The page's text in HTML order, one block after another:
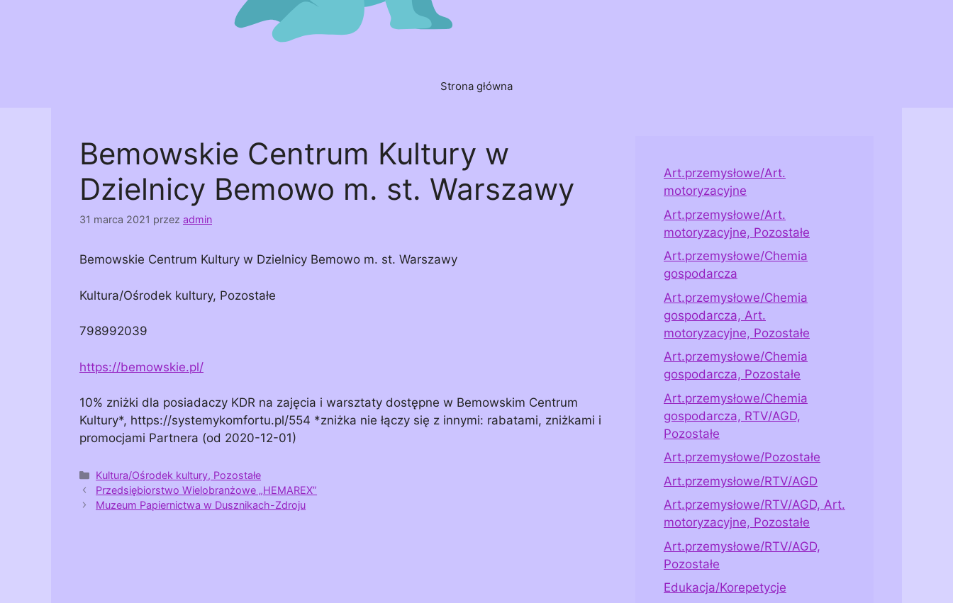
Strona główna
Bemowskie Centrum Kultury w
Dzielnicy Bemowo m. st. Warszawy
31 marca 2021 przez admin
Bemowskie Centrum Kultury w Dzielnicy Bemowo m. st. Warszawy
Kultura/Ośrodek kultury, Pozostałe
798992039
https://bemowskie.pl/
10% zniżki dla posiadaczy KDR na zajęcia i warsztaty dostępne w Bemowskim Centrum
Kultury*, https://systemykomfortu.pl/554 *zniżka nie łączy się z innymi: rabatami, zniżkami i
promocjami Partnera (od 2020-12-01)
Kategorie
Kultura/Ośrodek kultury, Pozostałe
Przedsiębiorstwo Wielobranżowe „HEMAREX”
Muzeum Papiernictwa w Dusznikach-Zdroju
Art.przemysłowe/Art.
motoryzacyjne
Art.przemysłowe/Art.
motoryzacyjne, Pozostałe
Art.przemysłowe/Chemia
gospodarcza
Art.przemysłowe/Chemia
gospodarcza, Art.
motoryzacyjne, Pozostałe
Art.przemysłowe/Chemia
gospodarcza, Pozostałe
Art.przemysłowe/Chemia
gospodarcza, RTV/AGD,
Pozostałe
Art.przemysłowe/Pozostałe
Art.przemysłowe/RTV/AGD
Art.przemysłowe/RTV/AGD, Art.
motoryzacyjne, Pozostałe
Art.przemysłowe/RTV/AGD,
Pozostałe
Edukacja/Korepetycje